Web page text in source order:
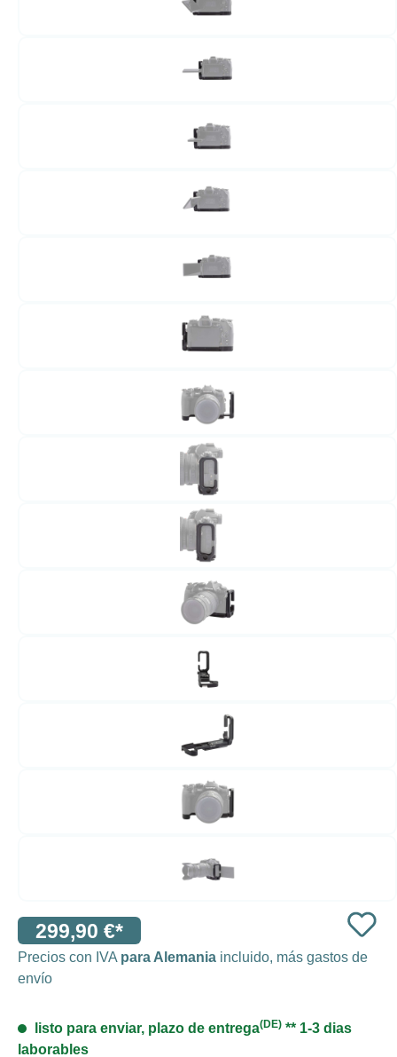
299,90 €*
Precios con IVA para Alemania incluido, más gastos de
envío
listo para enviar, plazo de entrega(DE) ** 1-3 dias
laborables